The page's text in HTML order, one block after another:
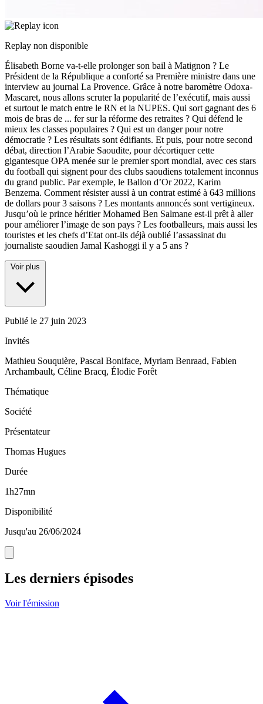
Replay non disponible
Élisabeth Borne va-t-elle prolonger son bail à Matignon ? Le
Président de la République a conforté sa Première ministre dans une
interview au journal La Provence. Grâce à notre baromètre Odoxa-
Mascaret, nous allons scruter la popularité de l’exécutif, mais aussi
et surtout le match entre le RN et la NUPES. Qui sort gagnant des 6
mois de bras de ... fer sur la réforme des retraites ? Qui défend le
mieux les classes populaires ? Qui est un danger pour notre
démocratie ? Les résultats sont édifiants. Et puis, pour notre second
débat, direction l’Arabie Saoudite, pour décortiquer cette
gigantesque OPA menée sur le premier sport mondial, avec ces stars
du football qui signent pour des clubs saoudiens totalement inconnus
du grand public. Par exemple, le Ballon d’Or 2022, Karim
Benzema. Comment résister aussi à un contrat estimé à 643 millions
de dollars pour 3 saisons ? Les montants annoncés sont vertigineux.
Jusqu’où le prince héritier Mohamed Ben Salmane est-il prêt à aller
pour améliorer l’image de son pays ? Les footballeurs, mais aussi les
touristes et les chefs d’Etat ont-ils déjà oublié l’assassinat du
journaliste saoudien Jamal Kashoggi il y a 5 ans ?
Voir plus
Publié le 27 juin 2023
Invités
Mathieu Souquière, Pascal Boniface, Myriam Benraad, Fabien
Archambault, Céline Bracq, Élodie Forêt
Thématique
Société
Présentateur
Thomas Hugues
Durée
1h27mn
Disponibilité
Jusqu'au 26/06/2024
Les derniers épisodes
Voir l'émission